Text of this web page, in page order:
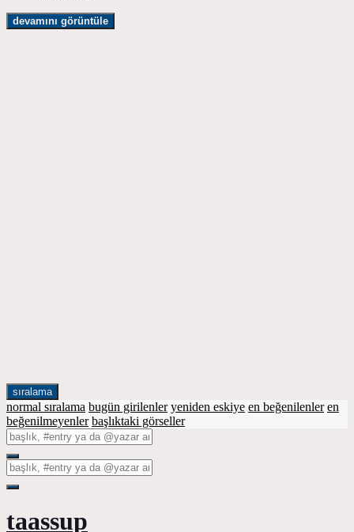
devamını görüntüle
sıralama
normal sıralama bugün girilenler yeniden eskiye en beğenilenler en
beğenilmeyenler başlıktaki görseller
taassup